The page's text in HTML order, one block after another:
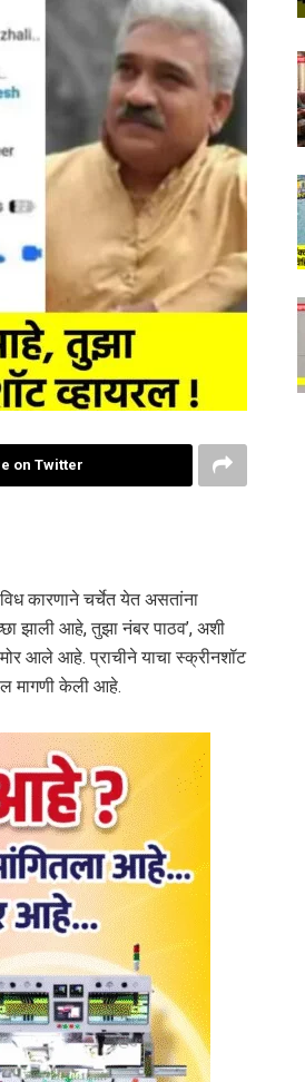
on Twitter
कारणाने चर्चेत येत असतांना
झाली आहे, तुझा नंबर पाठव’, अशी
आले आहे. प्राचीने याचा स्क्रीनशॉट
मागणी केली आहे.